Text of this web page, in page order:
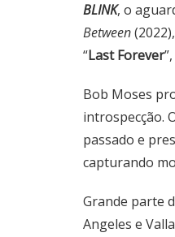
BLINK, o
Between
“Last Forever
Bob Moses
introspecção.
passado e
capturando
Grande parte
Angeles e